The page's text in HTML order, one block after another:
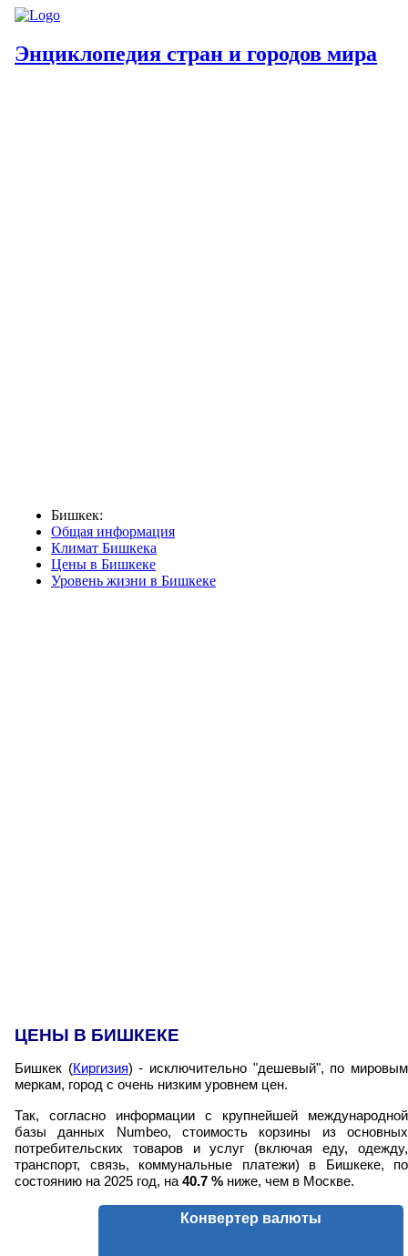
Энциклопедия стран и городов мира
Бишкек:
Общая информация
Климат Бишкека
Цены в Бишкеке
Уровень жизни в Бишкеке
ЦЕНЫ В БИШКЕКЕ
Бишкек (Киргизия) - исключительно "дешевый", по мировым
меркам, город с очень низким уровнем цен.
Так, согласно информации с крупнейшей международной
базы данных Numbeo, стоимость корзины из основных
потребительских товаров и услуг (включая еду, одежду,
транспорт, связь, коммунальные платежи) в Бишкеке, по
состоянию на 2025 год, на40.7 % ниже, чем в Москве.
Конвертер валюты